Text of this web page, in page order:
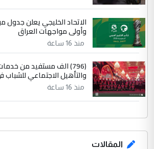
وأولى مواجهات العراق
منذ 16 ساعة
(796) الف مستفيد من
والتأهيل الاجتماعي للشباب
منذ 16 ساعة
المقالات